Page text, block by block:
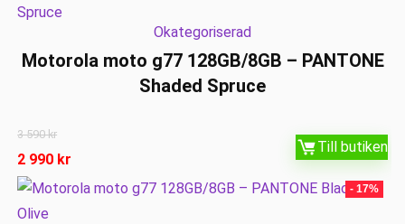
Okategoriserad
Motorola moto g77 128GB/8GB – PANTONE
Shaded Spruce
3 590kr
2 990 kr
Till butiken
- 17%